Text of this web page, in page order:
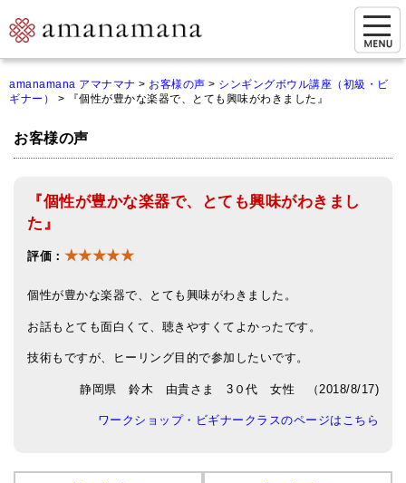
ご来店予約（実店舗）
オンライン相談&購入
シンギングボウル講座
倍音呼吸法レッスン
オンラインショップ
カートを見る
●チベット・シンギングボウル
amanamana アマナマナ > お客様の声 > シンギングボウル講座（初級・ビ
ギナー）
> 『個性が豊かな楽器で、とても興味がわきました』
お客様の声
『個性が豊かな楽器で、とても興味がわきまし
た』
評価： ★★★★★
個性が豊かな楽器で、とても興味がわきました。
お話もとても面白くて、聴きやすくてよかったです。
技術もですが、ヒーリング目的で参加したいです。
静岡県 鈴木 由貴さま 3０代 女性 （2018/8/17)
ワークショップ・ビギナークラスのページはこちら